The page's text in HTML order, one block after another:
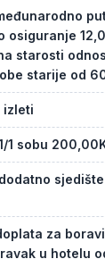
osiguranje
starosti
starije od
izleti
1 sobu
za
u hotelu